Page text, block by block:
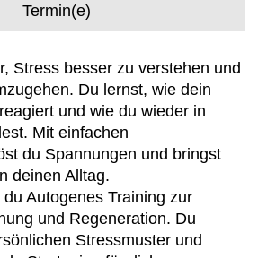
Termin(e)
Stress besser zu verstehen und
Du lernst, wie dein
und wie du wieder in
Mit einfachen
du Spannungen und bringst
deinen Alltag.
Autogenes Training zur
und Regeneration. Du
Stressmuster und